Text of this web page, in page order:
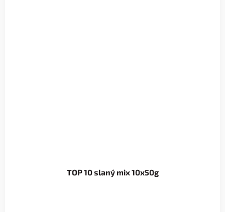
TOP 10 slaný mix 10x50g